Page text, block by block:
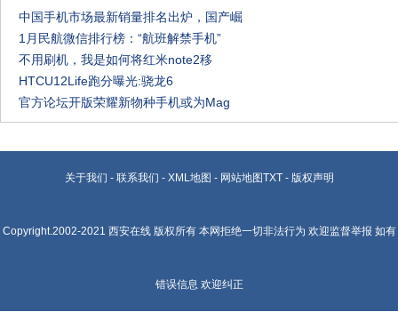
中国手机市场最新销量排名出炉，国产崛
1月民航微信排行榜：“航班解禁手机”
不用刷机，我是如何将红米note2移
HTCU12Life跑分曝光:骁龙6
官方论坛开版荣耀新物种手机或为Mag
关于我们 - 联系我们 - XML地图 - 网站地图TXT- 版权声明
Copyright.2002-2021 西安在线版权所有 本网拒绝一切非法行为 欢迎监督举报 如有
错误信息 欢迎纠正